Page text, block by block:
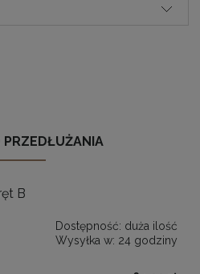
PRZEDŁUŻANIA
B
Dostępność: duża ilość
Wysyłka w: 24 godziny